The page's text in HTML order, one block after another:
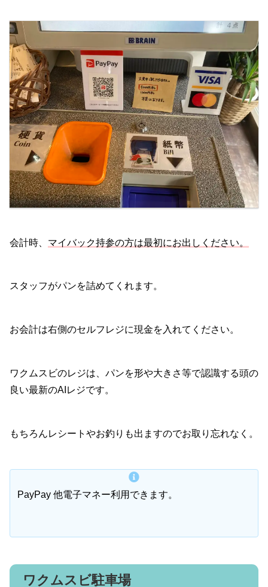
会計時、 マイバック持参の方は最初にお出しください。
スタッフがパンを詰めてくれます。
お会計は右側のセルフレジに現金を入れてください。
ワクムスビのレジは、パンを形や大きさ等で認識する頭の
良い最新のAIレジです。
もちろんレシートやお釣りも出ますのでお取り忘れなく。
PayPay 他電子マネー利用できます。
ワクムスビ駐車場